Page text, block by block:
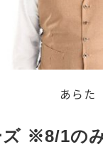
あらた
※8/1の